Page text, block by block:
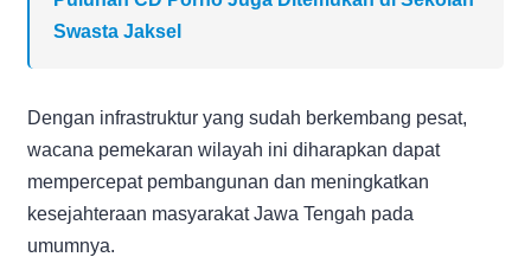
Swasta Jaksel
Dengan infrastruktur yang sudah berkembang pesat,
wacana pemekaran wilayah ini diharapkan dapat
mempercepat pembangunan dan meningkatkan
kesejahteraan masyarakat Jawa Tengah pada
umumnya.